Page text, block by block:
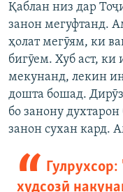
Қаблан низ дар
занон мегуфтанд.
ҳолат мегӯям, ки
бигӯем. Хуб аст, ки
мекунанд, лекин
дошта бошад.
бо занону
занон сухан кард.
худсозӣ